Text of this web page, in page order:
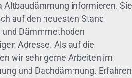
Altbaudämmung informieren. Sie
auf den neuesten Stand
Dämmmethoden
Adresse. Als auf die
wir sehr gerne Arbeiten im
und Dachdämmung. Erfahren